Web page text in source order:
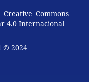
Commons
4.0 Internacional
© 2024